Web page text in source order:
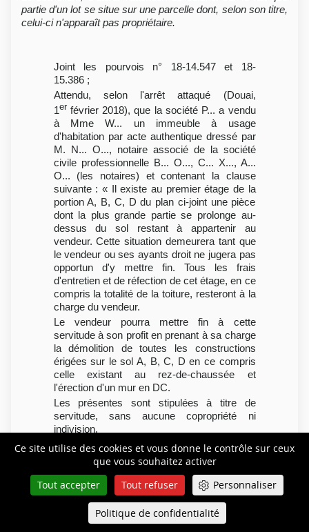
Ce site utilise des cookies et vous donne le contrôle sur ceux
que vous souhaitez activer
Tout accepter
Tout refuser Personnaliser
Politique de confidentialité
partie d'un lot se situe sur une parcelle dont, selon son titre,
celui-ci n'apparaît pas propriétaire.
Joint les pourvois n° 18-14.547 et 18-
15.386 ;
Attendu, selon l'arrêt attaqué (Douai,
1er février 2018), que la société P... a vendu
à Mme W... un immeuble à usage
d'habitation par acte authentique dressé par
M. N... O..., notaire associé de la société
civile professionnelle B... O..., C... X..., A...
O... (les notaires) et contenant la clause
suivante : « Il existe au premier étage de la
portion A, B, C, D du plan ci-joint une pièce
dont la plus grande partie se prolonge au-
dessus du sol restant à appartenir au
vendeur. Cette situation demeurera tant que
le vendeur ou ses ayants droit ne jugera pas
opportun d'y mettre fin. Tous les frais
d'entretien et de réfection de cet étage, en ce
compris la totalité de la toiture, resteront à la
charge du vendeur.
Le vendeur pourra mettre fin à cette
servitude à son profit en prenant à sa charge
la démolition de toutes les constructions
érigées sur le sol A, B, C, D en ce compris
celle existant au rez-de-chaussée et
l'érection d'un mur en DC.
Les présentes sont stipulées à titre de
servitude, sans aucune copropriété ni
indivision.
Le bien appartenant au vendeur et
constituant le fonds dominant est repris au
cadastre sous le n° 82 de la section DT » ;
que la société P... a ultérieurement vendu ce
dernier immeuble à la société Lovinvest qui
l'a aménagé et soumis au statut de la
copropriété ; que M. et Mme U... ont acquis
Queue-Fair